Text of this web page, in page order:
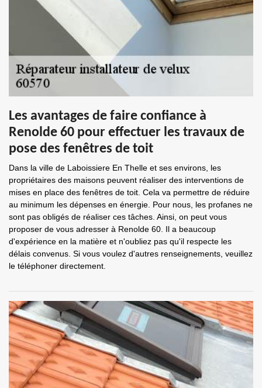
Les avantages de faire confiance à
Renolde 60 pour effectuer les travaux de
pose des fenêtres de toit
Dans la ville de Laboissiere En Thelle et ses environs, les
propriétaires des maisons peuvent réaliser des interventions de
mises en place des fenêtres de toit. Cela va permettre de réduire
au minimum les dépenses en énergie. Pour nous, les profanes ne
sont pas obligés de réaliser ces tâches. Ainsi, on peut vous
proposer de vous adresser à Renolde 60. Il a beaucoup
d'expérience en la matière et n'oubliez pas qu'il respecte les
délais convenus. Si vous voulez d'autres renseignements, veuillez
le téléphoner directement.